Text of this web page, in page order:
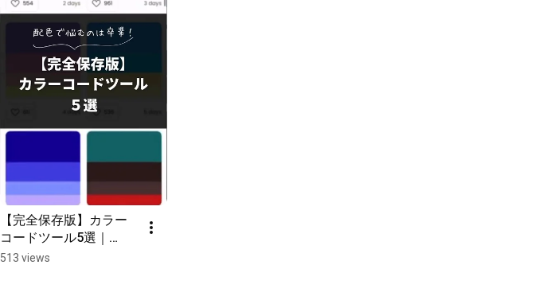
【完全保存版】カラー
コードツール5選｜
Code Camp　#webデ
513 views